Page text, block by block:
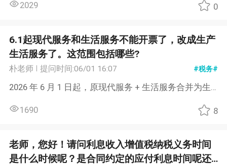
饮服务，生产生活服务*餐饮费，生产生活服务*
名项目称都可以吗？住宿和餐饮我哪个更好？
2029 0
6.1起现代服务和生活服务不能开票了，改成生产
生活服务了。这范围包括哪些?
朴老师 提问时间:06/01 16:07 #税务#
2026 年 6 月 1 日起，原现代服务 + 生活服务合并为生产生活服务，共 15 类（多为 6%，维修加工 13%）： 研发技术、信息技术、文化创意、物流辅助 租赁、鉴证咨询、广播影视、商务辅助 文化体育、教育医疗、旅游娱乐、餐饮住宿 居民日常、加工修理修配、其他生产生活服务 交通、邮政、电信、建筑、金融服务不变，不属此类。...
1690 8
老师，您好！请问利息收入增值税纳税义务时间
是什么时候呢？是合同约定的应付利息时间呢还